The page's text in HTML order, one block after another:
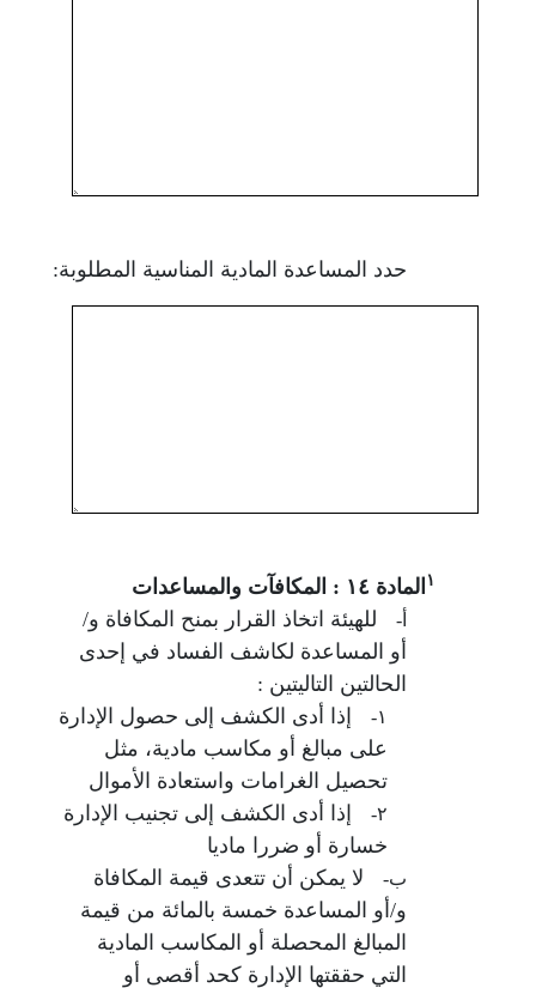
حدد المساعدة المادية المناسية المطلوبة:
المادة ١٤ : المكافآت والمساعدات
للهيئة اتخاذ القرار بمنح المكافاة و/
أو المساعدة لكاشف الفساد في إحدى
الحالتين التاليتين :
إذا أدى الكشف إلى حصول الإدارة
على مبالغ أو مكاسب مادية، مثل
تحصيل الغرامات واستعادة الأموال
إذا أدى الكشف إلى تجنيب الإدارة
خسارة أو ضررا ماديا
لا يمكن أن تتعدى قيمة المكافاة
و/أو المساعدة خمسة بالمائة من قيمة
المبالغ المحصلة أو المكاسب المادية
التي حققتها الإدارة كحد أقصى أو